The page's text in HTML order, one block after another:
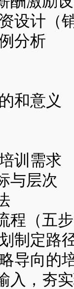
设计（
分析
和意义
训需求
与层次
程（五
制定路
导向的
入，夯